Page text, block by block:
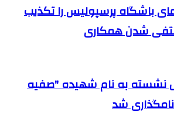
باشگاه پرسپولیس را تکذیب
شدن همکاری
نشسته به نام شهیده "صفیه
شد